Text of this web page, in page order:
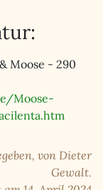
Moose - 290
Moose-
von Dieter
Gewalt.